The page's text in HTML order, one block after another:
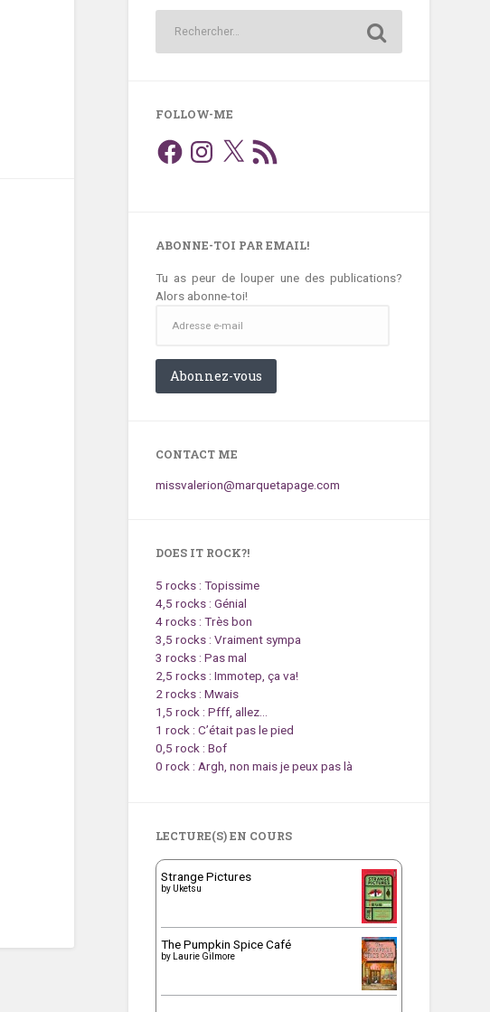
FOLLOW-ME
FacebookInstagram
X
Flux
RSS
ABONNE-TOI PAR EMAIL!
Tu as peur de louper une des publications?
Alors abonne-toi!
mail
Abonnez-vous
CONTACT ME
missvalerion@marquetapage.com
DOES IT ROCK?!
5 rocks : Topissime
4,5 rocks : Génial
4 rocks : Très bon
3,5 rocks : Vraiment sympa
3 rocks : Pas mal
2,5 rocks : Immotep, ça va!
2 rocks : Mwais
1,5 rock : Pfff, allez…
1 rock : C’était pas le pied
0,5 rock : Bof
0 rock : Argh, non mais je peux pas là
LECTURE(S) EN COURS
Strange Pictures
by Uketsu
The Pumpkin Spice Café
by Laurie Gilmore